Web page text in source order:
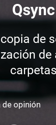
Qsync
de
de
carpetas
de opinión